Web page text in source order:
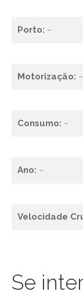
Porto: –
Motorização: –
Consumo: –
Ano: –
Velocidade
Se